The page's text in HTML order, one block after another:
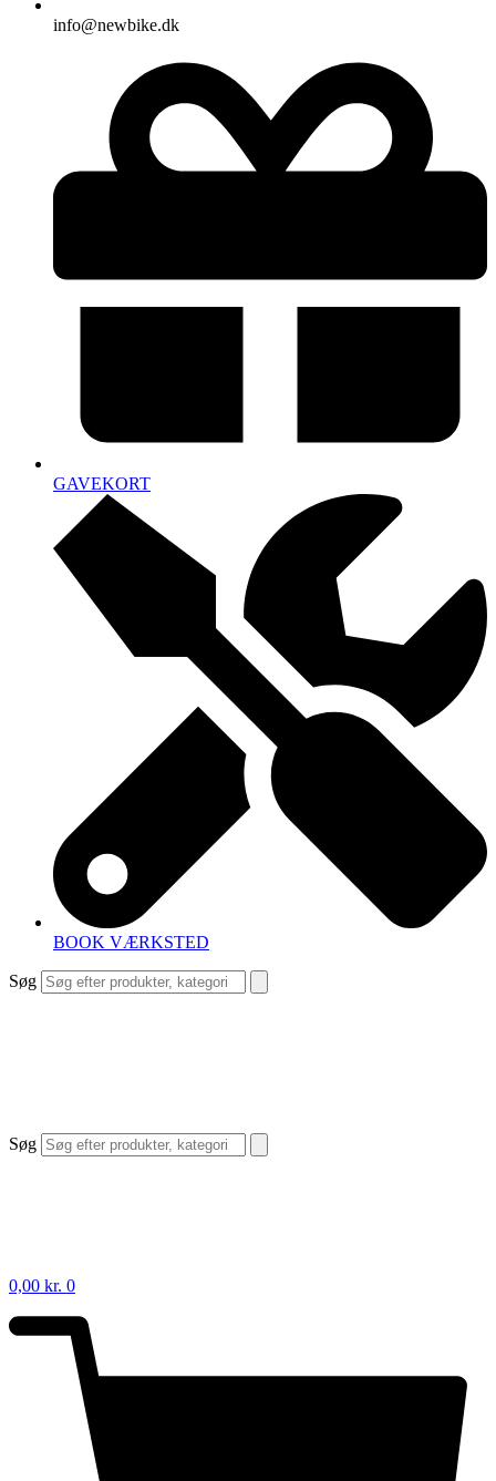
info@newbike.dk
GAVEKORT
BOOK VÆRKSTED
Søg
Søg
0,00 kr. 0